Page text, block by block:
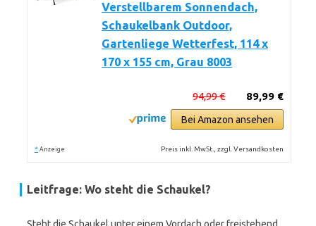
Verstellbarem Sonnendach,
Schaukelbank Outdoor,
Gartenliege Wetterfest, 114 x
170 x 155 cm, Grau 8003
89,99 €
94,99 €
Bei Amazon ansehen
* Anzeige Preis inkl. MwSt., zzgl. Versandkosten
Leitfrage: Wo steht die Schaukel?